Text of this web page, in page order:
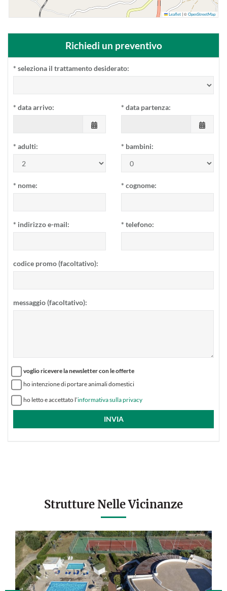
Leaflet © OpenStreetMap
Richiedi un preventivo
* seleziona il trattamento desiderato:
* data arrivo: * data partenza:
* adulti: * bambini:
* nome: * cognome:
* indirizzo e-mail: * telefono:
codice promo (facoltativo):
messaggio (facoltativo):
voglio ricevere la newsletter con le offerte
ho intenzione di portare animali domestici
ho letto e accettato l’informativa sulla privacy
Strutture Nelle Vicinanze